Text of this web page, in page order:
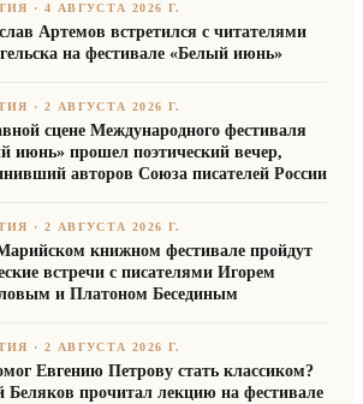
·4 АВГУСТА 2026 Г.
Артемов встретился с читателями
на фестивале «Белый июнь»
·2 АВГУСТА 2026 Г.
сцене Международного фестиваля
июнь» прошел поэтический вечер,
авторов Союза писателей России
·2 АВГУСТА 2026 Г.
книжном фестивале пройдут
встречи с писателями Игорем
и Платоном Бесединым
·2 АВГУСТА 2026 Г.
Евгению Петрову стать классиком?
Беляков прочитал лекцию на фестивале